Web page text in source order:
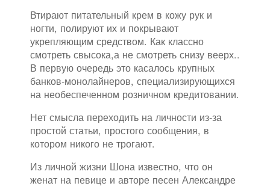
Втирают питательный крем в кожу рук и
ногти, полируют их и покрывают
укрепляющим средством. Как классно
смотреть свысока,а не смотреть снизу веерх..
В первую очередь это касалось крупных
банков-монолайнеров, специализирующихся
на необеспеченном розничном кредитовании.
Нет смысла переходить на личности из-за
простой статьи, простого сообщения, в
котором никого не трогают.
Из личной жизни Шона известно, что он
женат на певице и авторе песен Александре